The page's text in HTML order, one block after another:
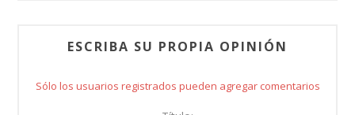
ESCRIBA SU PROPIA OPINIÓN
Sólo los usuarios registrados pueden agregar comentarios